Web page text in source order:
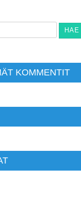
KOMMENTIT